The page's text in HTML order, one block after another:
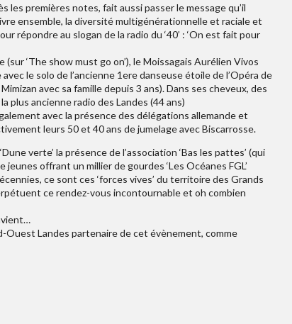
les premières notes, fait aussi passer le message qu’il
ensemble, la diversité multigénérationnelle et raciale et
répondre au slogan de la radio du ‘40’ : ‘On est fait pour
‘The show must go on’), le Moissagais Aurélien Vivos
le solo de l’ancienne 1ere danseuse étoile de l’Opéra de
avec sa famille depuis 3 ans). Dans ses cheveux, des
plus ancienne radio des Landes (44 ans)
avec la présence des délégations allemande et
leurs 50 et 40 ans de jumelage avec Biscarrosse.
verte’ la présence de l’association ‘Bas les pattes’ (qui
offrant un millier de gourdes ‘Les Océanes FGL’
ce sont ces ‘forces vives’ du territoire des Grands
ce rendez-vous incontournable et oh combien
Ouest Landes partenaire de cet évènement, comme